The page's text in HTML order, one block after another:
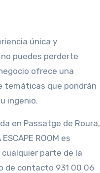
puedes perderte
negocio ofrece una
temáticas que pondrán
ingenio.
en Passatge de Roura,
ROOM es
parte de la
de contacto 931 00 06